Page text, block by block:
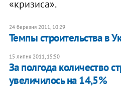
«кризиса».
24 березня 2011, 10:29
​Темпы строительства в
15 липня 2011, 15:50
За полгода количество
увеличилось на 14,5%